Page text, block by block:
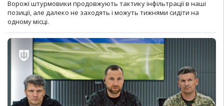
Ворожі штурмовики продовжують тактику інфільтрації в наші
позиції, але далеко не заходять і можуть тижнями сидіти на
одному місці.